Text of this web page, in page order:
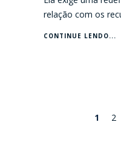
relação com os
CONTINUE LENDO...
1 2